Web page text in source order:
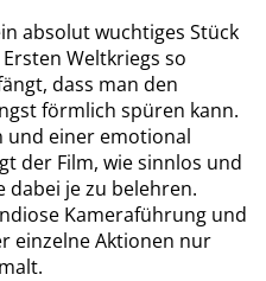
absolut wuchtiges Stück
Weltkriegs so
dass man den
förmlich spüren kann.
und einer emotional
der Film, wie sinnlos und
dabei je zu belehren.
Kameraführung und
einzelne Aktionen nur